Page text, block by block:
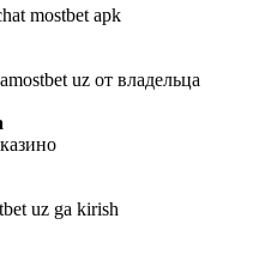
mostbet apk
mostbet uz от владельца
uz ga kirish